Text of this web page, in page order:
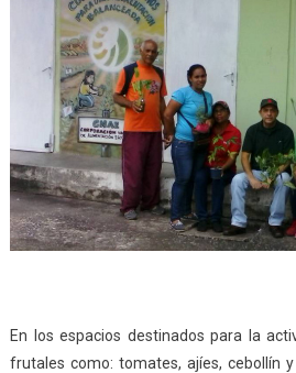
En los espacios destinados para la
frutales como: tomates, ajíes, cebollín